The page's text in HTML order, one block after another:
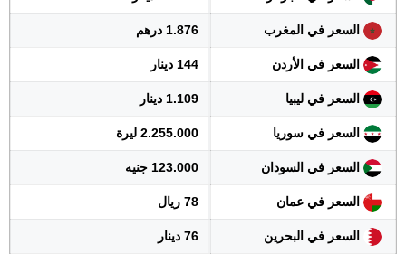
السعر في المغرب 1.876 درهم
السعر في الأردن 144 دينار
السعر في ليبيا 1.109 دينار
السعر في سوريا 2.255.000 ليرة
السعر في السودان 123.000 جنيه
السعر في عمان 78 ريال
السعر في البحرين 76 دينار